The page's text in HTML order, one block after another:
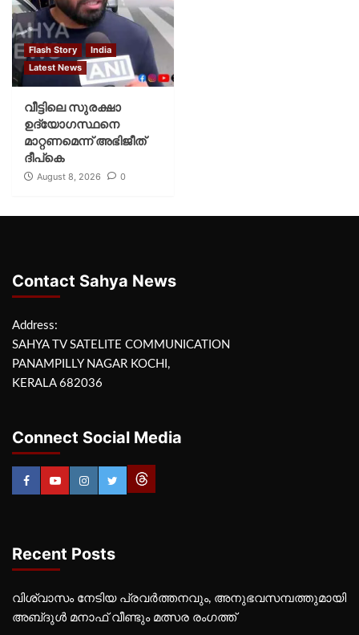
Flash Story
India
Latest News
വീട്ടിലെ സുരക്ഷാ
ഉദ്യോഗസ്ഥനെ
മാറ്റണമെന്ന് അഭിജീത്
ദീപ്‌കെ
August 8, 2026 0
Contact Sahya News
Address:
SAHYA TV SATELITE COMMUNICATION
PANAMPILLY NAGAR KOCHI,
KERALA 682036
Connect Social Media
Recent Posts
വിശ്വാസം നേടിയ പ്രവർത്തനവും, അനുഭവസമ്പത്തുമായി
അബ്‌ദുൾ മനാഫ് വീണ്ടും മത്സര രംഗത്ത്